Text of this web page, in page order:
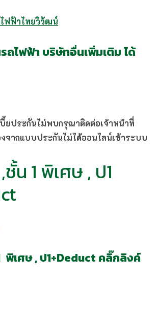
ฟฟ้าไทยวิวัฒน์
ถไฟฟ้า บริษัทอื่นเพิ่มเติม ได้
บี้ยประกันไม่พบกรุณาติดต่อเจ้าหน้าที่
งจากแบบประกันไม่ได้ออนไลน์เข้าระบบ
ชั้น 1 พิเศษ , ป1
พิเศษ , ป1+Deduct คลิ๊กลิงค์